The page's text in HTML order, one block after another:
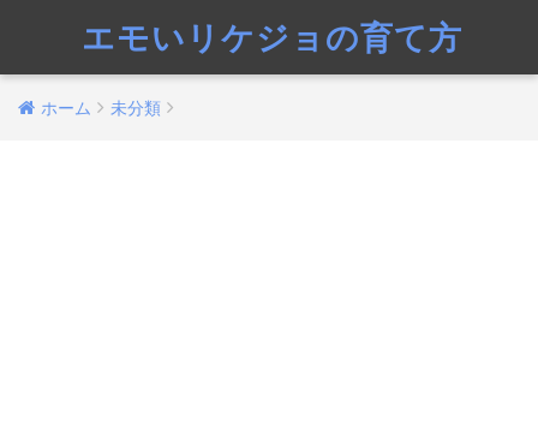
エモいリケジョの育て方
ホーム 未分類